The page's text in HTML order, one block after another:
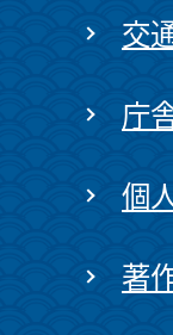
交
庁
個
著